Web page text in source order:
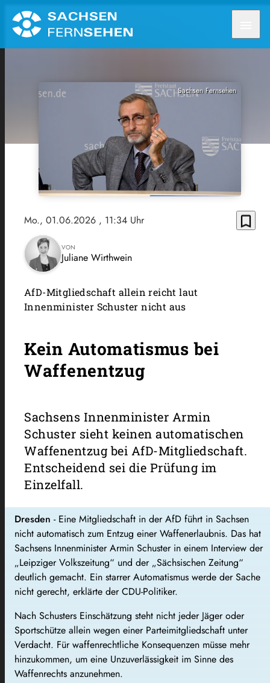
Sachsen Fernsehen
Mo., 01.06.2026 , 11:34 Uhr bookmark_border
VON
Juliane Wirthwein
AfD-Mitgliedschaft allein reicht laut
Innenminister Schuster nicht aus
Kein Automatismus bei
Waffenentzug
Sachsens Innenminister Armin
Schuster sieht keinen automatischen
Waffenentzug bei AfD-Mitgliedschaft.
Entscheidend sei die Prüfung im
Einzelfall.
Dresden - Eine Mitgliedschaft in der AfD führt in Sachsen
nicht automatisch zum Entzug einer Waffenerlaubnis. Das hat
Sachsens Innenminister Armin Schuster in einem Interview der
„Leipziger Volkszeitung“ und der „Sächsischen Zeitung“
deutlich gemacht. Ein starrer Automatismus werde der Sache
nicht gerecht, erklärte der CDU-Politiker.
Nach Schusters Einschätzung steht nicht jeder Jäger oder
Sportschütze allein wegen einer Parteimitgliedschaft unter
Verdacht. Für waffenrechtliche Konsequenzen müsse mehr
hinzukommen, um eine Unzuverlässigkeit im Sinne des
Waffenrechts anzunehmen.